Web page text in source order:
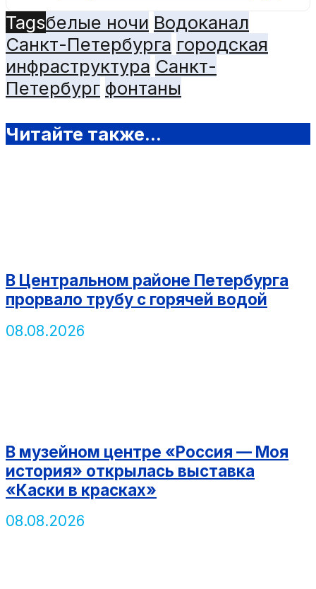
Tagsбелые ночи Водоканал
Санкт-Петербурга городская
инфраструктура Санкт-
Петербург фонтаны
Читайте также...
В Центральном районе Петербурга
прорвало трубу с горячей водой
08.08.2026
В музейном центре «Россия — Моя
история» открылась выставка
«Каски в красках»
08.08.2026